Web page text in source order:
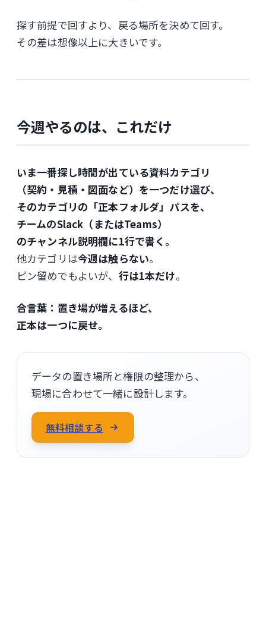
探す前提で回すより、戻る場所を決めて回す。
その差は想像以上に大きいです。
今週やるのは、これだけ
いま一番探し時間が出ている資料カテゴリ
（契約・見積・図面など）を一つだけ選び、
そのカテゴリの「正本フォルダ」パスを、
チームのSlack（またはTeams）
のチャンネル説明欄に1行で書く。
他カテゴリは今週は触らない。
ピン留めでもよいが、 行は1本だけ。
合言葉：置き場が増えるほど、
正本は一つに戻せ。
データの置き場所と権限の整理から、
現場に合わせて一緒に設計します。
無料相談する